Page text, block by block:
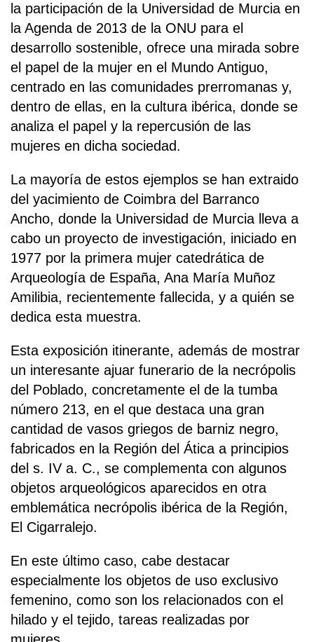
la participación de la Universidad de Murcia en
la Agenda de 2013 de la ONU para el
desarrollo sostenible, ofrece una mirada sobre
el papel de la mujer en el Mundo Antiguo,
centrado en las comunidades prerromanas y,
dentro de ellas, en la cultura ibérica, donde se
analiza el papel y la repercusión de las
mujeres en dicha sociedad.
La mayoría de estos ejemplos se han extraido
del yacimiento de Coimbra del Barranco
Ancho, donde la Universidad de Murcia lleva a
cabo un proyecto de investigación, iniciado en
1977 por la primera mujer catedrática de
Arqueología de España, Ana María Muñoz
Amilibia, recientemente fallecida, y a quién se
dedica esta muestra.
Esta exposición itinerante, además de mostrar
un interesante ajuar funerario de la necrópolis
del Poblado, concretamente el de la tumba
número 213, en el que destaca una gran
cantidad de vasos griegos de barniz negro,
fabricados en la Región del Ática a principios
del s. IV a. C., se complementa con algunos
objetos arqueológicos aparecidos en otra
emblemática necrópolis ibérica de la Región,
El Cigarralejo.
En este último caso, cabe destacar
especialmente los objetos de uso exclusivo
femenino, como son los relacionados con el
hilado y el tejido, tareas realizadas por